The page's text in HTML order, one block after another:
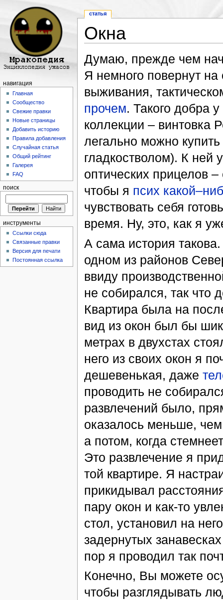
Окна
Думаю, прежде чем
Я немного повернут на
выживания,
прочем. Такого добра
коллекции – винтовка
легально можно
гладкостволом). К ней
оптических прицелов
чтобы я псих
чувствовать себя
время. Ну, это, как я
А сама история
одном из районов
ввиду
не собирался, так что
Квартира была на
вид из окон был бы
метрах в двухстах
него из своих окон я
дешевенькая, даже
проводить не
развлечений было,
оказалось меньше,
а потом, когда
Это развлечение я
той квартире. Я
прикидывал
пару окон и как-то
стол, установил на
задернутых
пор я проводил так
Конечно, Вы можете
чтобы разглядывать
статья
навигация
Главная
Сообщество
Свежие правки
Новые страницы
Добавить историю
Правила добавления
Случайная статья
Общий рейтинг
Галерея
FAQ
поиск
инструменты
Ссылки сюда
Связанные правки
Версия для печати
Постоянная ссылка